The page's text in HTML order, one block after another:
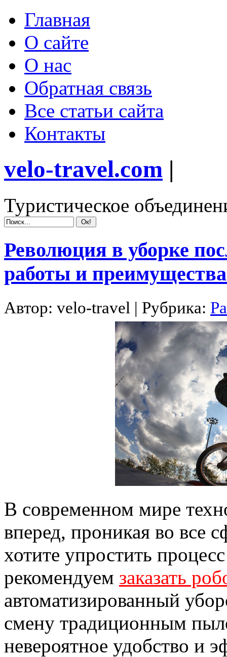
Главная
О сайте
О нас
Обратная связь
Все статьи сайта
Контакты
velo-travel.com |
Туристическое
Революция в уборке
работы и
Автор: velo-travel | Рубрика:
В современном мире
вперед, проникая во все
хотите упростить
рекомендуем заказать
автоматизированный
смену традиционным
невероятное удобство и